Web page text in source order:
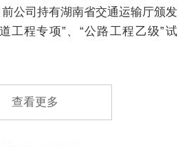
公司持有湖南省交通运输厅颁发
工程专项”、“公路工程乙级”试
查看更多